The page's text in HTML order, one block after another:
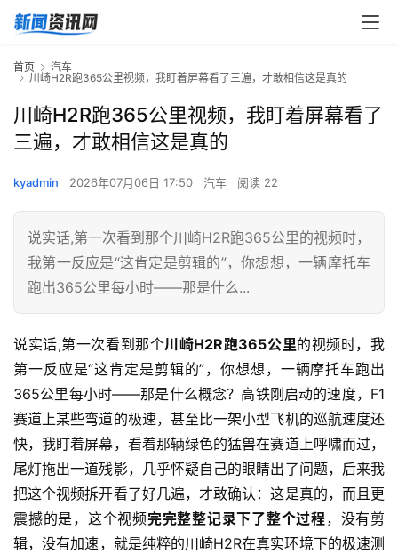
首页
汽车
川崎H2R跑365公里视频，我盯着屏幕看了三遍，才敢相信这是真的
川崎H2R跑365公里视频，我盯着屏幕看了
三遍，才敢相信这是真的
kyadmin 2026年07月06日 17:50 汽车 阅读 22
说实话,第一次看到那个川崎H2R跑365公里的视频时，
我第一反应是“这肯定是剪辑的”，你想想，一辆摩托车
跑出365公里每小时——那是什么...
说实话,第一次看到那个川崎H2R跑365公里的视频时，我
第一反应是“这肯定是剪辑的”，你想想，一辆摩托车跑出
365公里每小时——那是什么概念？高铁刚启动的速度，F1
赛道上某些弯道的极速，甚至比一架小型飞机的巡航速度还
快，我盯着屏幕，看着那辆绿色的猛兽在赛道上呼啸而过，
尾灯拖出一道残影，几乎怀疑自己的眼睛出了问题，后来我
把这个视频拆开看了好几遍，才敢确认：这是真的，而且更
震撼的是，这个视频完完整整记录下了整个过程，没有剪
辑，没有加速，就是纯粹的川崎H2R在真实环境下的极速测